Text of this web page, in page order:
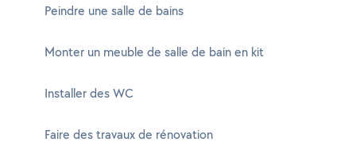
Peindre une salle de bains
Monter un meuble de salle de bain en kit
Installer des WC
Faire des travaux de rénovation